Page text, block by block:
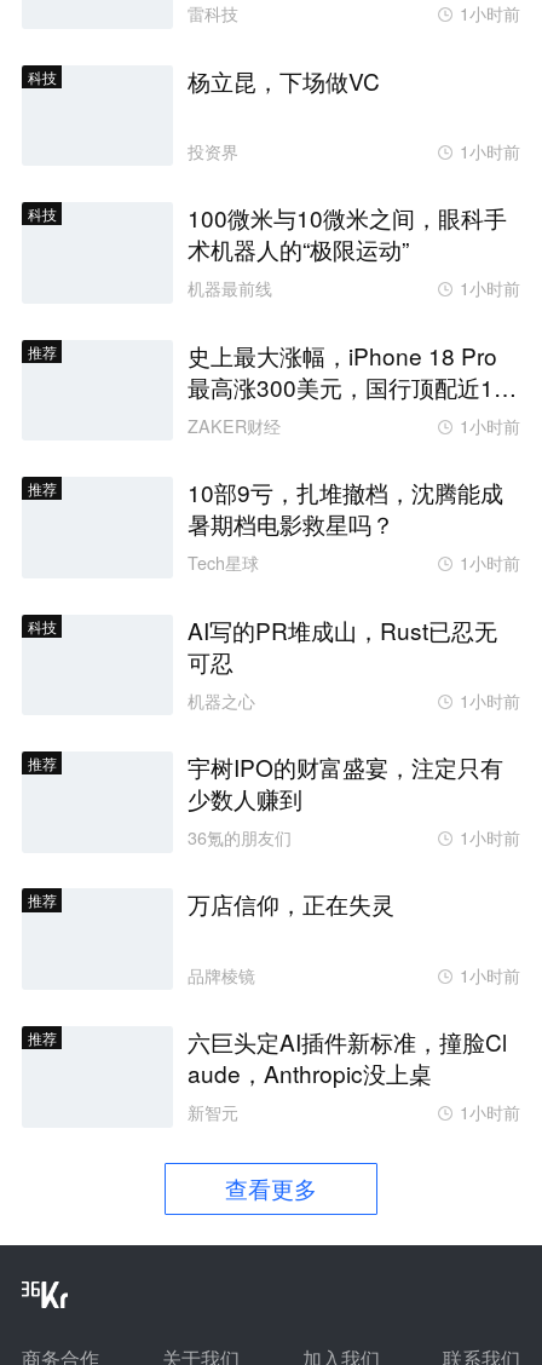
雷科技 1小时前
科技 杨立昆，下场做VC
投资界 1小时前
科技
100微米与10微米之间，眼科手
术机器人的“极限运动”
机器最前线 1小时前
推荐
史上最大涨幅，iPhone 18 Pro
最高涨300美元，国行顶配近1.7
万
ZAKER财经 1小时前
推荐
10部9亏，扎堆撤档，沈腾能成
暑期档电影救星吗？
Tech星球 1小时前
科技
AI写的PR堆成山，Rust已忍无
可忍
机器之心 1小时前
推荐
宇树IPO的财富盛宴，注定只有
少数人赚到
36氪的朋友们 1小时前
推荐 万店信仰，正在失灵
品牌棱镜 1小时前
推荐
六巨头定AI插件新标准，撞脸Cl
aude，Anthropic没上桌
新智元 1小时前
查看更多
商务合作 关于我们 加入我们 联系我们